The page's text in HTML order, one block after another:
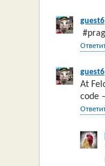
guest6
guest6
At
code